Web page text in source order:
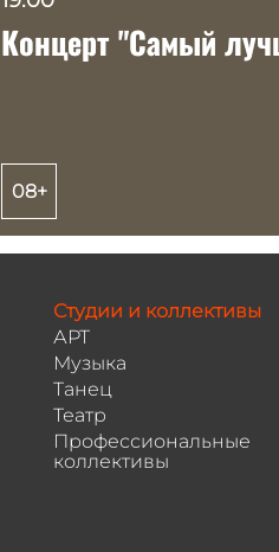
Концерт "Самый
08+
Концерт "Самый
08+
Студии и коллективы
АРТ
Музыка
Танец
Театр
Профессиональные
коллективы